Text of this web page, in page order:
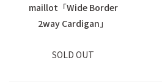
maillot「Wide Border
2way Cardigan」
SOLD OUT